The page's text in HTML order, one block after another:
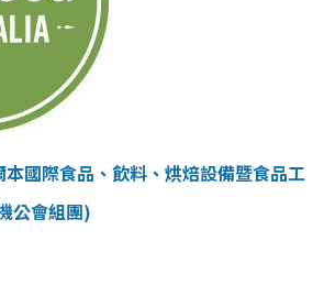
國際食品、飲料、烘焙設備暨食品工
公會組團)